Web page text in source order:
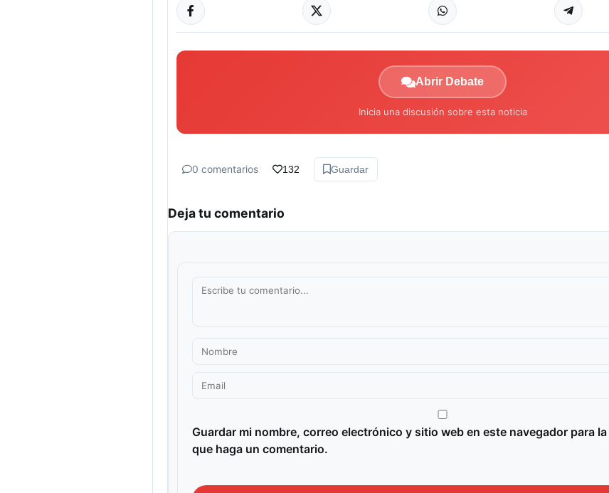
Abrir Debate
Inicia una discusión sobre esta noticia
0 comentarios 132 Guardar
Deja tu comentario
Guardar mi nombre, correo electrónico y sitio web en este navegador para
que haga un comentario.